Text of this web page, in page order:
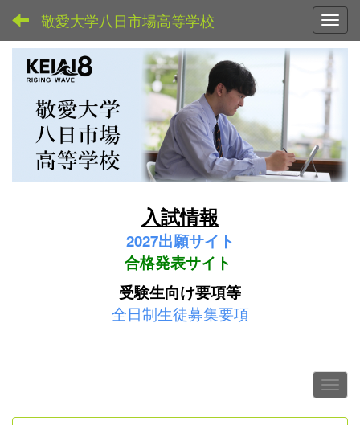
敬愛大学八日市場高等学校
入試情報
2027出願サイト
合格発表サイト
受験生向け要項等
全日制生徒募集要項